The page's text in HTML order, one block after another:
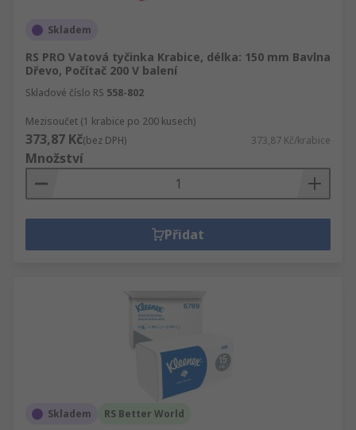
Skladem
RS PRO Vatová tyčinka Krabice, délka: 150 mm Bavlna
Dřevo, Počítač 200 V balení
Skladové číslo RS 558-802
Mezisoučet (1 krabice po 200 kusech)
373,87 Kč(bez DPH) 373,87 Kč/krabice
Množství
Přidat
Skladem RS Better World